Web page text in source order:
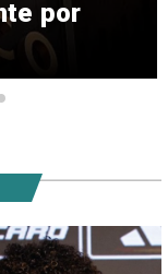
por